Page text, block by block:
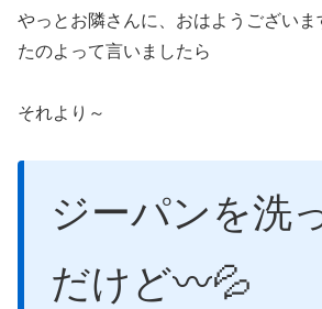
やっとお隣さんに、おはようござい
たのよって言いましたら
それより～
ジーパンを洗
だけど〰💦